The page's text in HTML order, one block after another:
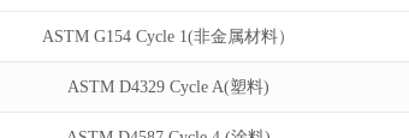
ASTM G154 Cycle 1(非金属材料）
ASTM D4329 Cycle A(塑料)